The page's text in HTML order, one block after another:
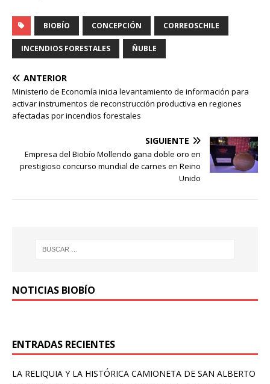
BIOBÍO CONCEPCIÓN CORREOSCHILE
INCENDIOS FORESTALES ÑUBLE
ANTERIOR
Ministerio de Economía inicia levantamiento de información para
activar instrumentos de reconstrucción productiva en regiones
afectadas por incendios forestales
SIGUIENTE
Empresa del Biobío Mollendo gana doble oro en
prestigioso concurso mundial de carnes en Reino
Unido
NOTICIAS BIOBÍO
ENTRADAS RECIENTES
LA RELIQUIA Y LA HISTÓRICA CAMIONETA DE SAN ALBERTO